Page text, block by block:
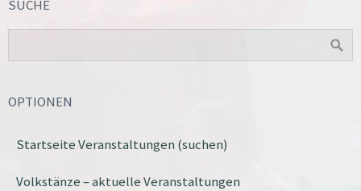
SUCHE
OPTIONEN
Startseite Veranstaltungen (suchen)
Volkstänze – aktuelle Veranstaltungen